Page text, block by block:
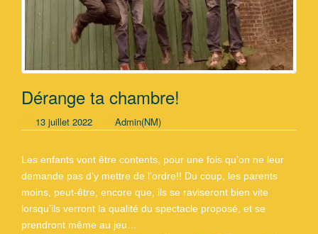
Dérange ta chambre!
13 juillet 2022 Admin(NM)
Les enfants vont être contents, pour une fois qu’on ne leur
demande pas d’y mettre de l’ordre!! Du coup, les parents
moins, peut-être, encore que, ils se raviseront bien vite
lorsqu’ils verront la qualité du spectacle proposé, et se
prendront même au jeu…